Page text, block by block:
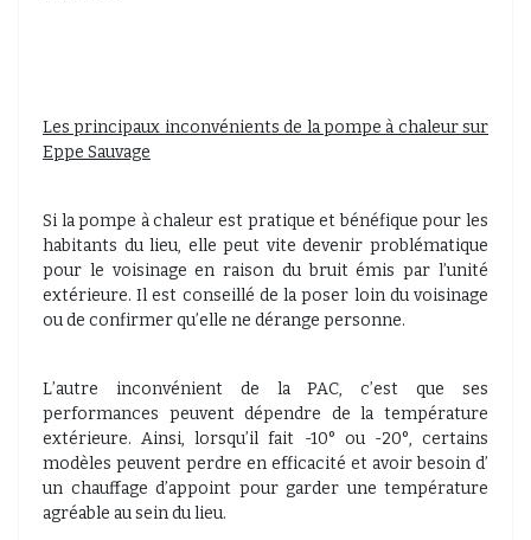
Les principaux inconvénients de la pompe à chaleur sur
Eppe Sauvage
Si la pompe à chaleur est pratique et bénéfique pour les
habitants du lieu, elle peut vite devenir problématique
pour le voisinage en raison du bruit émis par l’unité
extérieure. Il est conseillé de la poser loin du voisinage
ou de confirmer qu’elle ne dérange personne.
L’autre inconvénient de la PAC, c’est que ses
performances peuvent dépendre de la température
extérieure. Ainsi, lorsqu’il fait -10° ou -20°, certains
modèles peuvent perdre en efficacité et avoir besoin d’
un chauffage d’appoint pour garder une température
agréable au sein du lieu.